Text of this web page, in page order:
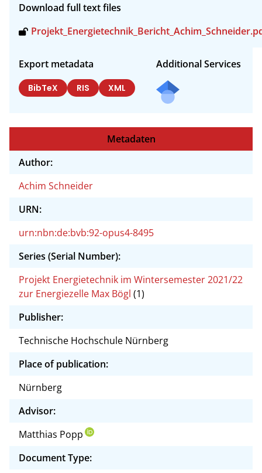
Download full text files
Export metadata
BibTeX RIS XML
Additional Services
Metadaten
Author:
Achim Schneider
URN:
urn:nbn:de:bvb:92-opus4-8495
Series (Serial Number):
Projekt Energietechnik im Wintersemester 2021/22
zur Energiezelle Max Bögl (1)
Publisher:
Technische Hochschule Nürnberg
Place of publication:
Nürnberg
Advisor:
Matthias Popp
Document Type: